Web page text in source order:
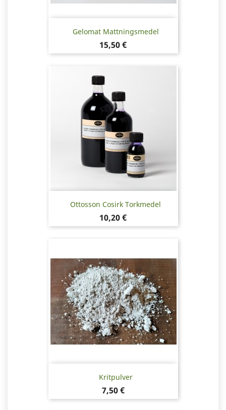
Gelomat Mattningsmedel
Pris
15,50 €
Ottosson Cosirk Torkmedel
Pris
10,20 €
Kritpulver
Pris
7,50 €